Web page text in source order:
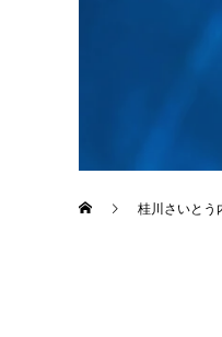
桂川さいとう